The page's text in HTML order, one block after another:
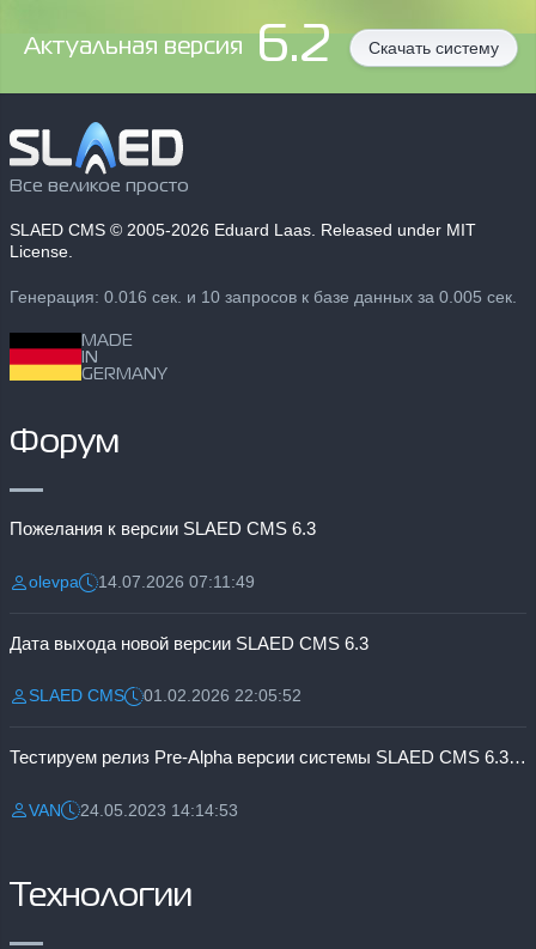
Aктуальная версия 6.2 Скачать систему
Все великое просто
SLAED CMS © 2005-2026 Eduard Laas. Released under MIT
License.
Генерация: 0.016 сек. и 10 запросов к базе данных за 0.005 сек.
MADE
IN
GERMANY
Форум
Пожелания к версии SLAED CMS 6.3
Разместил:
olevpaДата:14.07.2026 07:11:49
Дата выхода новой версии SLAED CMS 6.3
Разместил:
SLAED CMSДата:01.02.2026 22:05:52
Тестируем релиз Pre-Alpha версии системы SLAED CMS 6.3 Pro
Разместил:
VANДата:24.05.2023 14:14:53
Технологии